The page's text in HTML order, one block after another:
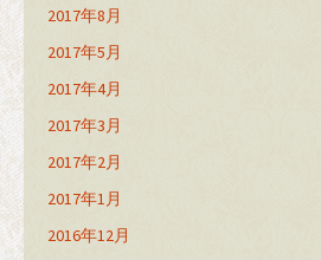
2017年8月
2017年5月
2017年4月
2017年3月
2017年2月
2017年1月
2016年12月